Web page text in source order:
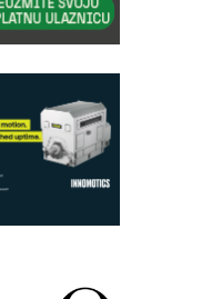
– Napredna
i
pametnu
· Display